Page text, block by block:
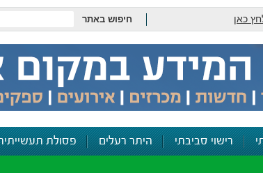
כאן חיפוש באתר
רישוי סביבתי היתר רעלים פסולת